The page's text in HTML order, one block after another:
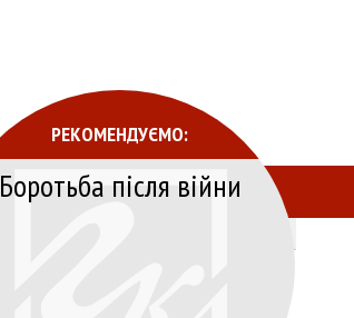
РЕКОМЕНДУЄМО:
Боротьба після війни